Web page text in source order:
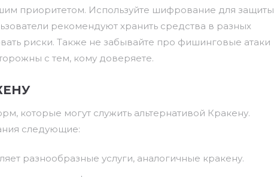
приоритетом. Используйте шифрование для защиты
рекомендуют хранить средства в разных
риски. Также не забывайте про фишинговые атаки
с тем, кому доверяете.
которые могут служить альтернативой Кракену.
следующие:
разнообразные услуги, аналогичные кракену.